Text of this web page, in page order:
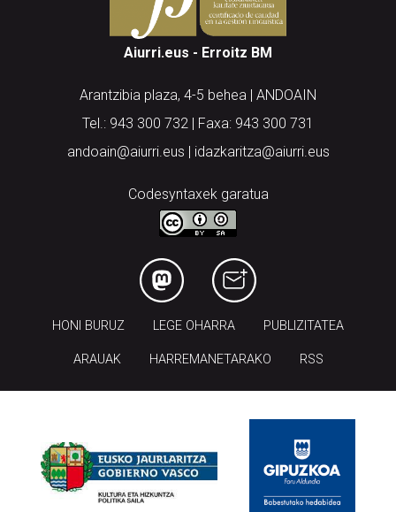
Aiurri.eus - Erroitz BM
Arantzibia plaza, 4-5 behea | ANDOAIN
Tel.: 943 300 732 | Faxa: 943 300 731
andoain@aiurri.eus | idazkaritza@aiurri.eus
Codesyntaxek garatua
HONI BURUZ LEGE OHARRA PUBLIZITATEA
ARAUAK HARREMANETARAKO RSS